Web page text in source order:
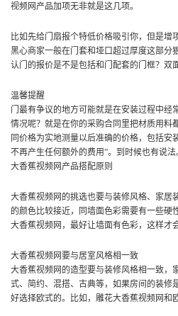
视频网产品加项无非就是这几项。
比如先给门扇报个特低价格吸引你，但是增
黑心商家一般在门套和垭口超过厚度这部分
认门的报价是不是包括和门配套的门框？双
温馨提醒
门最有争议的地方可能就是在安装过程中经
情况呢？就是在你的采购合同里把材质用料
同价格为实地测量以后准确的价格，包括安
不再产生任何额外的费用”。到时候也有说法
大香蕉视频网产品搭配原则
大香蕉视频网的挑选也要与装修风格、家居
的颜色比较接近，同墙面色彩需要有一些硬
大香蕉视频网，最好让墙面有色彩，这样才
大香蕉视频网要与居室风格相一致
大香蕉视频网的造型要与装修风格相一致，
式、简约、混搭、古典等，如果房间的装修
好选择欧式的。比如，雕花大香蕉视频网和